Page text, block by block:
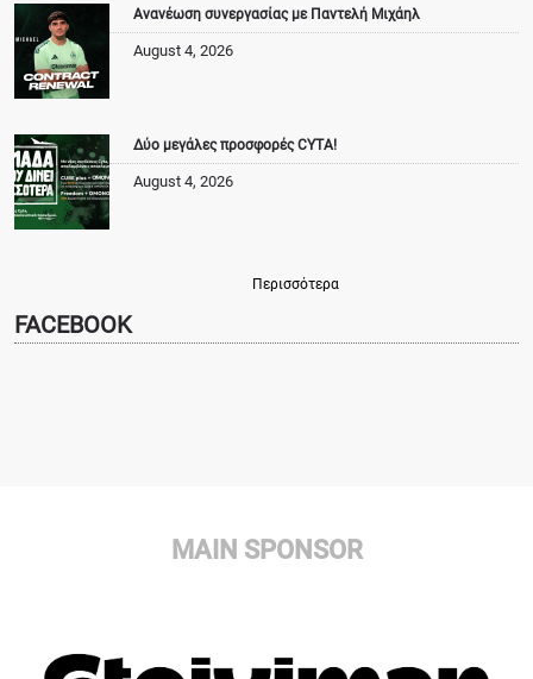
Ανανέωση συνεργασίας με Παντελή Μιχάηλ
August 4, 2026
Δύο μεγάλες προσφορές CYTA!
August 4, 2026
Περισσότερα
FACEBOOK
MAIN SPONSOR